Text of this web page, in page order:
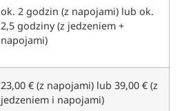
ok. 2 godzin (z napojami) lub ok.
2,5 godziny (z jedzeniem +
napojami)
23,00 € (z napojami) lub 39,00 € (z
jedzeniem i napojami)